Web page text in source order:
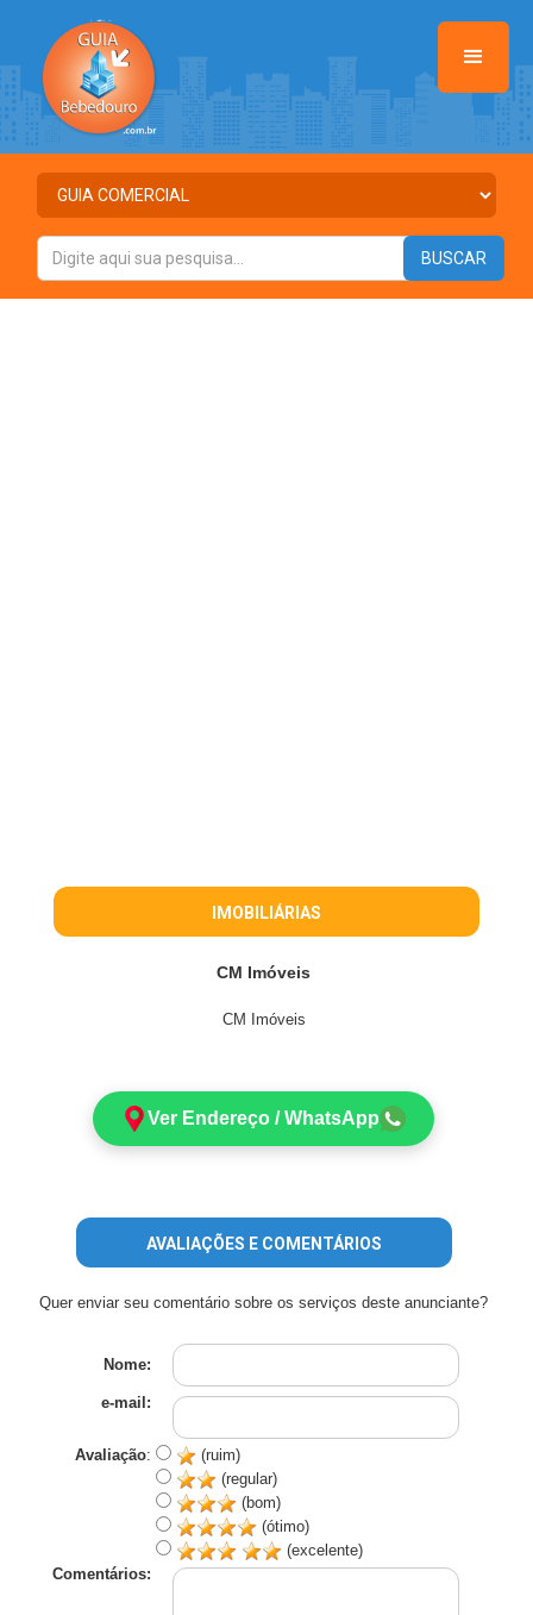
IMOBILIÁRIAS
CM Imóveis
CM Imóveis
Ver Endereço / WhatsApp
AVALIAÇÕES E COMENTÁRIOS
Quer enviar seu comentário sobre os serviços deste anunciante?
Nome:
e-mail:
Avaliação:
(ruim)
(regular)
(bom)
(ótimo)
(excelente)
Comentários: